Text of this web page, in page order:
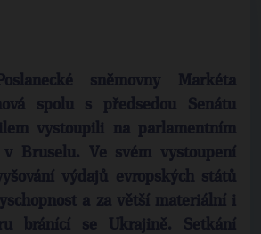
sněmovny Markéta
spolu s předsedou Senátu
vystoupili na parlamentním
v Bruselu. Ve svém vystoupení
výdajů evropských států
a za větší materiální i
bránící se Ukrajině. Setkání